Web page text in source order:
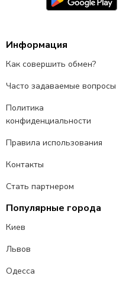
Информация
Как совершить обмен?
Часто задаваемые вопросы
Политика
конфиденциальности
Правила использования
Контакты
Стать партнером
Популярные города
Киев
Львов
Одесса